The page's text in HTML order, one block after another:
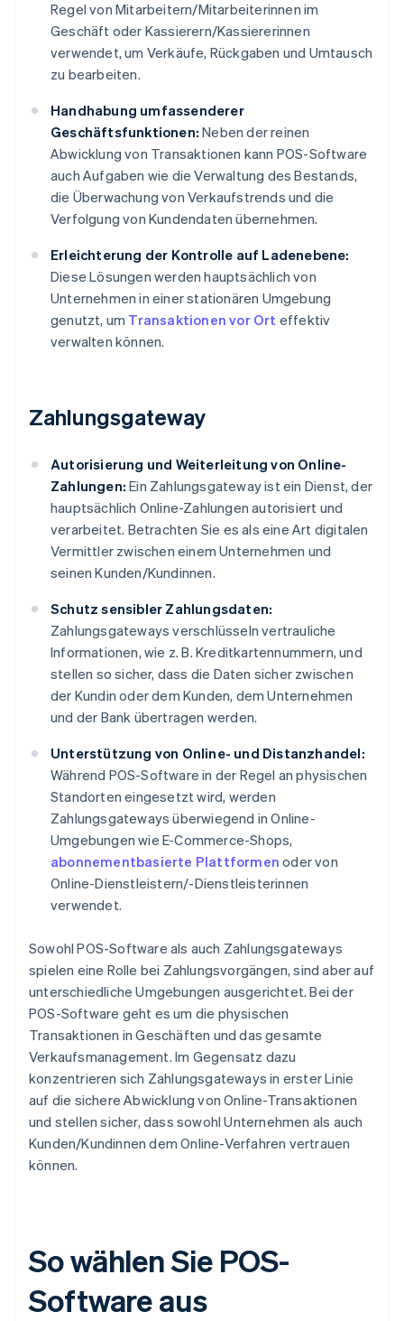
Regel von Mitarbeitern/Mitarbeiterinnen im
Geschäft oder Kassierern/Kassiererinnen
verwendet, um Verkäufe, Rückgaben und Umtausch
zu bearbeiten.
Handhabung umfassenderer
Geschäftsfunktionen: Neben der reinen
Abwicklung von Transaktionen kann POS-Software
auch Aufgaben wie die Verwaltung des Bestands,
die Überwachung von Verkaufstrends und die
Verfolgung von Kundendaten übernehmen.
Erleichterung der Kontrolle auf Ladenebene:
Diese Lösungen werden hauptsächlich von
Unternehmen in einer stationären Umgebung
genutzt, um Transaktionen vor Ort effektiv
verwalten können.
Zahlungsgateway
Autorisierung und Weiterleitung von Online-
Zahlungen: Ein Zahlungsgateway ist ein Dienst, der
hauptsächlich Online-Zahlungen autorisiert und
verarbeitet. Betrachten Sie es als eine Art digitalen
Vermittler zwischen einem Unternehmen und
seinen Kunden/Kundinnen.
Schutz sensibler Zahlungsdaten:
Zahlungsgateways verschlüsseln vertrauliche
Informationen, wie z. B. Kreditkartennummern, und
stellen so sicher, dass die Daten sicher zwischen
der Kundin oder dem Kunden, dem Unternehmen
und der Bank übertragen werden.
Unterstützung von Online- und Distanzhandel:
Während POS-Software in der Regel an physischen
Standorten eingesetzt wird, werden
Zahlungsgateways überwiegend in Online-
Umgebungen wie E-Commerce-Shops,
abonnementbasierte Plattformen oder von
Online-Dienstleistern/-Dienstleisterinnen
verwendet.
Sowohl POS-Software als auch Zahlungsgateways
spielen eine Rolle bei Zahlungsvorgängen, sind aber auf
unterschiedliche Umgebungen ausgerichtet. Bei der
POS-Software geht es um die physischen
Transaktionen in Geschäften und das gesamte
Verkaufsmanagement. Im Gegensatz dazu
konzentrieren sich Zahlungsgateways in erster Linie
auf die sichere Abwicklung von Online-Transaktionen
und stellen sicher, dass sowohl Unternehmen als auch
Kunden/Kundinnen dem Online-Verfahren vertrauen
können.
So wählen Sie POS-
Software aus